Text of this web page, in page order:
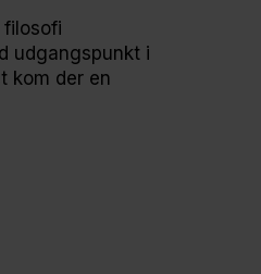
filosofi
udgangspunkt i
kom der en